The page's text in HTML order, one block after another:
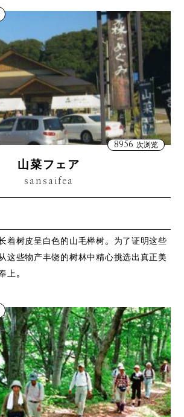
8956 次浏览
山菜フェア
sansaifea
着树皮呈白色的山毛榉树。为了证明这些
这些物产丰饶的树林中精心挑选出真正美
上。